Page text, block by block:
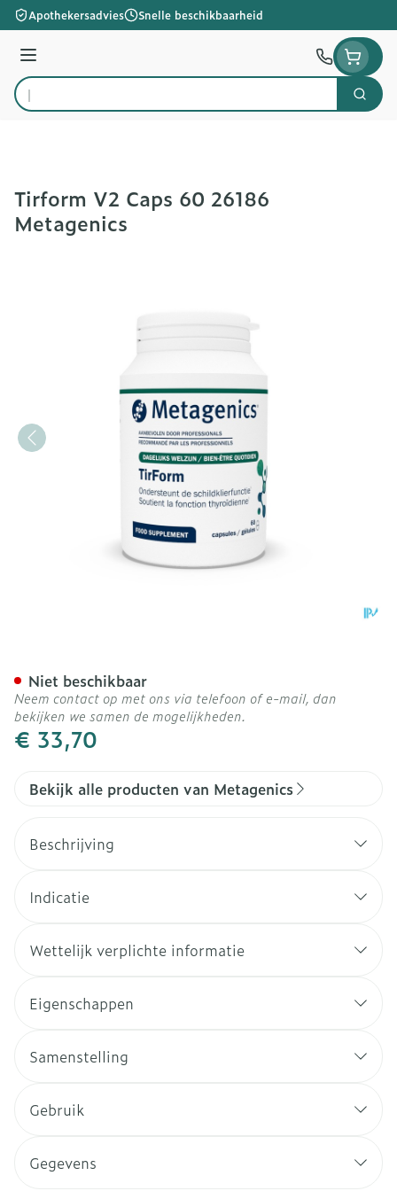
Ga naar de inhoud
Apothekersadvies Snelle beschikbaarheid
Menu
Product, merk, categorie...
Zoek
Tirform V2 Caps 60 26186
Metagenics
€ 33,70
Niet beschikbaar
Neem contact op met ons via telefoon of e-mail, dan
bekijken we samen de mogelijkheden.
Bekijk alle producten van Metagenics
Beschrijving
Indicatie
Wettelijk verplichte informatie
Eigenschappen
Samenstelling
Gebruik
Gegevens